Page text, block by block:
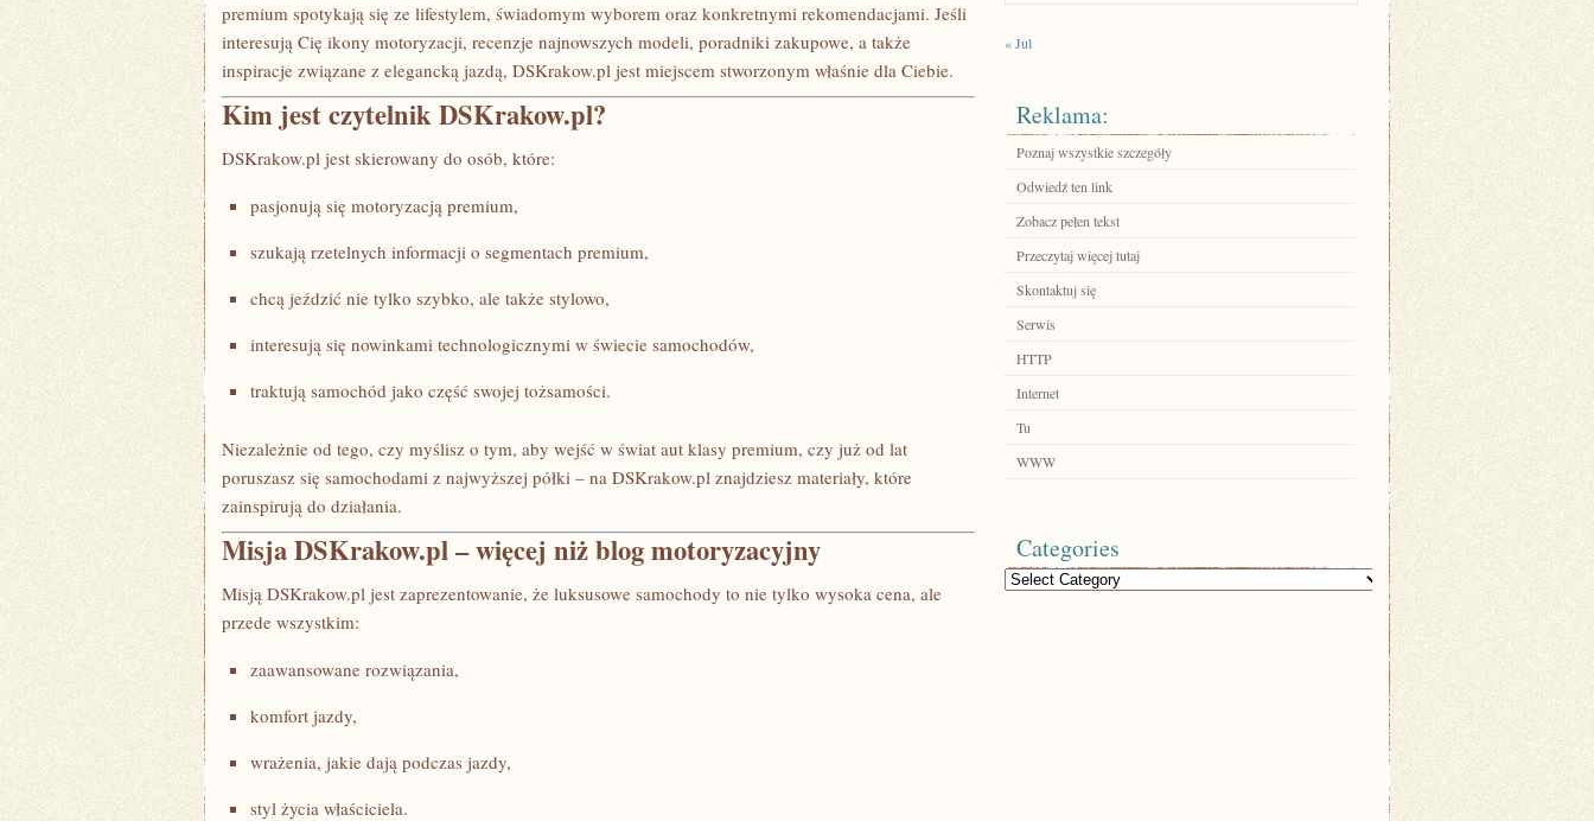
premium spotykają się ze lifestylem, świadomym wyborem oraz konkretnymi rekomendacjami. Jeśli
interesują Cię ikony motoryzacji, recenzje najnowszych modeli, poradniki zakupowe, a także
inspiracje związane z elegancką jazdą, DSKrakow.pl jest miejscem stworzonym właśnie dla Ciebie.
Kim jest czytelnik DSKrakow.pl?
DSKrakow.pl jest skierowany do osób, które:
pasjonują się motoryzacją premium,
szukają rzetelnych informacji o segmentach premium,
chcą jeździć nie tylko szybko, ale także stylowo,
interesują się nowinkami technologicznymi w świecie samochodów,
traktują samochód jako część swojej tożsamości.
Niezależnie od tego, czy myślisz o tym, aby wejść w świat aut klasy premium, czy już od lat
poruszasz się samochodami z najwyższej półki – na DSKrakow.pl znajdziesz materiały, które
zainspirują do działania.
Misja DSKrakow.pl – więcej niż blog motoryzacyjny
Misją DSKrakow.pl jest zaprezentowanie, że luksusowe samochody to nie tylko wysoka cena, ale
przede wszystkim:
zaawansowane rozwiązania,
komfort jazdy,
wrażenia, jakie dają podczas jazdy,
styl życia właściciela.
« Jul
Reklama:
Poznaj wszystkie szczegóły
Odwiedź ten link
Zobacz pełen tekst
Przeczytaj więcej tutaj
Skontaktuj się
Serwis
HTTP
Internet
Tu
WWW
Categories
Categories